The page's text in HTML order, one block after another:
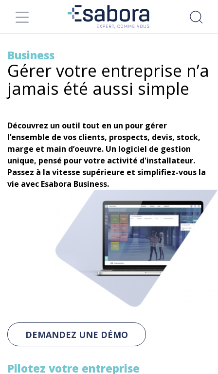
Business
Gérer votre entreprise n’a
jamais été aussi simple
Découvrez un outil tout en un pour gérer
l’ensemble de vos clients, prospects, devis, stock,
marge et main d’oeuvre. Un logiciel de gestion
unique, pensé pour votre activité d'installateur.
Passez à la vitesse supérieure et simplifiez-vous la
vie avec Esabora Business.
Pilotez votre entreprise
DEMANDEZ UNE DÉMO